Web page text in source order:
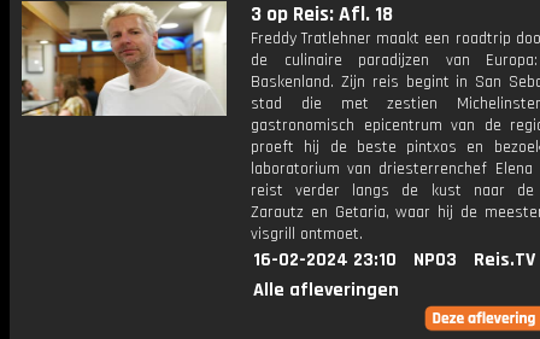
3 op Reis: Afl. 18
Freddy Tratlehner maakt een roadtrip
de culinaire paradijzen van
Baskenland. Zijn reis begint in San
stad die met zestien
gastronomisch epicentrum van de
proeft hij de beste pintxos en
laboratorium van driesterrenchef Elena
reist verder langs de kust naar de
Zarautz en Getaria, waar hij de
visgrill ontmoet.
16-02-2024 23:10 NPO3
Reis.TV
Alle afleveringen